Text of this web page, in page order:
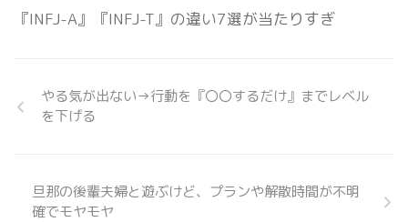
『INFJ-A』『INFJ-T』の違い7選が当たりすぎ
やる気が出ない→行動を『〇〇するだけ』までレベル
を下げる
旦那の後輩夫婦と遊ぶけど、プランや解散時間が不明
確でモヤモヤ